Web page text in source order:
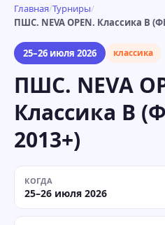
Главная/Турниры/
ПШС. NEVA OPEN. Классика B
25–26 июля 2026 классика
ПШС. NEVA
Классика B
2013+)
КОГДА
25–26 июля 2026